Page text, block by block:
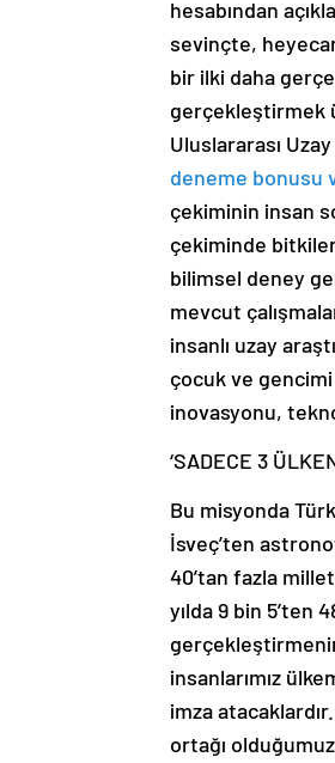
hesabından
sevinçte,
bir ilki daha
gerçekleştirmek
Uluslararası
deneme bonusu
çekiminin insan
çekiminde
bilimsel deney
mevcut
insanlı uzay
çocuk ve
inovasyonu,
‘SADECE 3
Bu misyonda
İsveç’ten
40’tan fazla
yılda 9 bin 5’ten
insanlarımız
imza
ortağı